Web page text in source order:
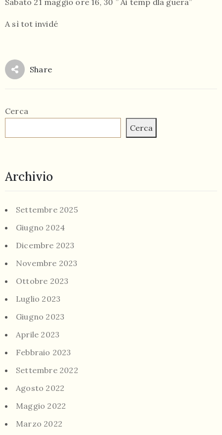
Sabato 21 maggio ore 16, 30 ” Ai temp dla guera”
A sì tot invidé
Share
Cerca
Cerca
Archivio
Settembre 2025
Giugno 2024
Dicembre 2023
Novembre 2023
Ottobre 2023
Luglio 2023
Giugno 2023
Aprile 2023
Febbraio 2023
Settembre 2022
Agosto 2022
Maggio 2022
Marzo 2022